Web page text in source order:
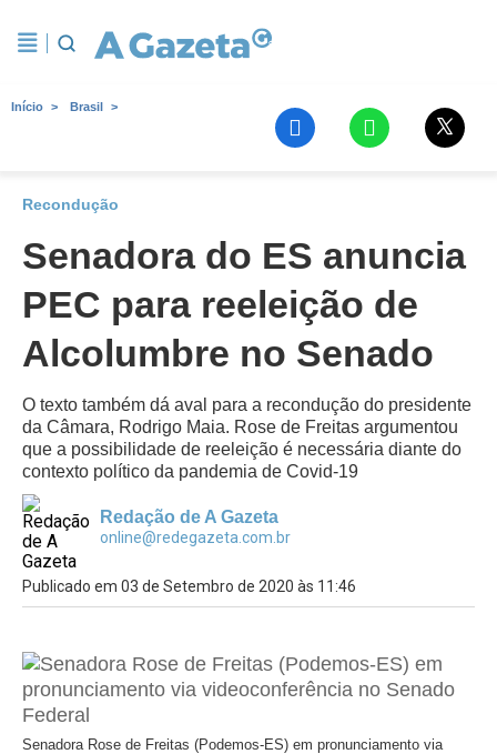
Início Brasil
Recondução
Senadora do ES anuncia
PEC para reeleição de
Alcolumbre no Senado
O texto também dá aval para a recondução do presidente
da Câmara, Rodrigo Maia. Rose de Freitas argumentou
que a possibilidade de reeleição é necessária diante do
contexto político da pandemia de Covid-19
Redação de A Gazeta
online@redegazeta.com.br
Publicado em 03 de Setembro de 2020 às 11:46
Senadora Rose de Freitas (Podemos-ES) em pronunciamento via